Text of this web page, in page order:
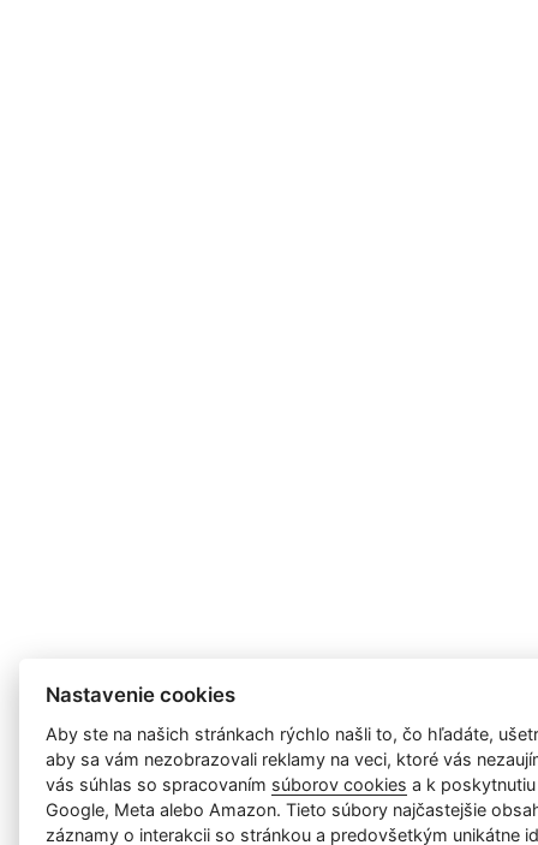
Nastavenie cookies
Aby ste na našich stránkach rýchlo našli to, čo hľadáte,
aby sa vám nezobrazovali reklamy na veci, ktoré vás
vás súhlas so spracovaním súborov cookies a k
Google, Meta alebo Amazon. Tieto súbory najčastejšie
záznamy o interakcii so stránkou a predovšetkým unikátne